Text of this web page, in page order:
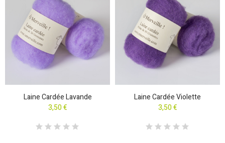
Laine Cardée Lavande
3,50 €
Laine Cardée Violette
3,50 €